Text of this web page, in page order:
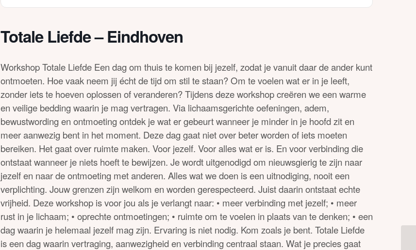
Totale Liefde – Eindhoven
Workshop Totale Liefde Een dag om thuis te komen bij jezelf, zodat je vanuit daar de ander kunt
ontmoeten. Hoe vaak neem jij écht de tijd om stil te staan? Om te voelen wat er in je leeft,
zonder iets te hoeven oplossen of veranderen? Tijdens deze workshop creëren we een warme
en veilige bedding waarin je mag vertragen. Via lichaamsgerichte oefeningen, adem,
bewustwording en ontmoeting ontdek je wat er gebeurt wanneer je minder in je hoofd zit en
meer aanwezig bent in het moment. Deze dag gaat niet over beter worden of iets moeten
bereiken. Het gaat over ruimte maken. Voor jezelf. Voor alles wat er is. En voor verbinding die
ontstaat wanneer je niets hoeft te bewijzen. Je wordt uitgenodigd om nieuwsgierig te zijn naar
jezelf en naar de ontmoeting met anderen. Alles wat we doen is een uitnodiging, nooit een
verplichting. Jouw grenzen zijn welkom en worden gerespecteerd. Juist daarin ontstaat echte
vrijheid. Deze workshop is voor jou als je verlangt naar: •⁠ ⁠meer verbinding met jezelf; •⁠ ⁠meer
rust in je lichaam; •⁠ ⁠oprechte ontmoetingen; •⁠ ⁠ruimte om te voelen in plaats van te denken; •⁠ ⁠een
dag waarin je helemaal jezelf mag zijn. Ervaring is niet nodig. Kom zoals je bent. Totale Liefde
is een dag waarin vertraging, aanwezigheid en verbinding centraal staan. Wat je precies gaat